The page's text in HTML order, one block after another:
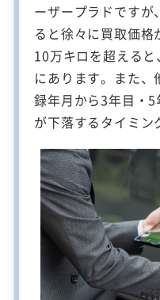
ーザープラドですが
ると徐々に買取価
10万キロを超える
にあります。また
録年月から3年目・
が下落するタイミン